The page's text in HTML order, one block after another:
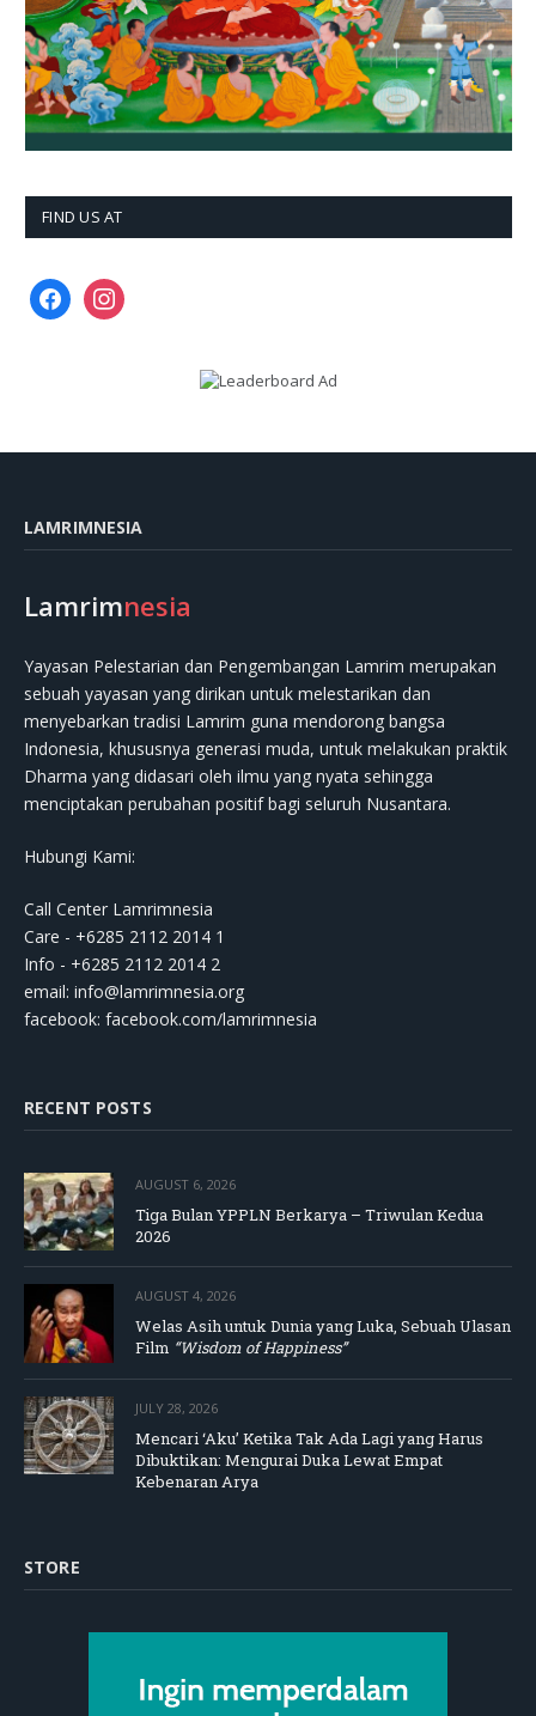
FIND US AT
facebookinstagram
LAMRIMNESIA
Lamrimnesia
Yayasan Pelestarian dan Pengembangan Lamrim merupakan
sebuah yayasan yang dirikan untuk melestarikan dan
menyebarkan tradisi Lamrim guna mendorong bangsa
Indonesia, khususnya generasi muda, untuk melakukan praktik
Dharma yang didasari oleh ilmu yang nyata sehingga
menciptakan perubahan positif bagi seluruh Nusantara.
Hubungi Kami:
Call Center Lamrimnesia
Care - +6285 2112 2014 1
Info - +6285 2112 2014 2
email: info@lamrimnesia.org
facebook: facebook.com/lamrimnesia
RECENT POSTS
AUGUST 6, 2026
Tiga Bulan YPPLN Berkarya – Triwulan Kedua
2026
AUGUST 4, 2026
Welas Asih untuk Dunia yang Luka, Sebuah Ulasan
Film “Wisdom of Happiness”
JULY 28, 2026
Mencari ‘Aku’ Ketika Tak Ada Lagi yang Harus
Dibuktikan: Mengurai Duka Lewat Empat
Kebenaran Arya
STORE